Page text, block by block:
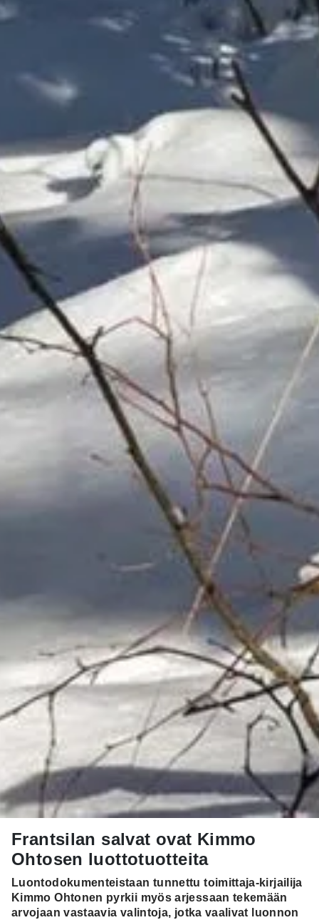
Frantsilan salvat ovat Kimmo
Ohtosen luottotuotteita
Luontodokumenteistaan tunnettu toimittaja-kirjailija
Kimmo Ohtonen pyrkii myös arjessaan tekemään
arvojaan vastaavia valintoja, jotka vaalivat luonnon